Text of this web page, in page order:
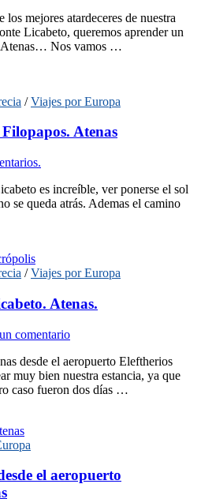
los mejores atardeceres de nuestra
Licabeto, queremos aprender un
Atenas… Nos vamos …
/Viajes por Europa
Atenas
es increíble, ver ponerse el sol
se queda atrás. Ademas el camino
/Viajes por Europa
Atenas.
comentario
desde el aeropuerto Eleftherios
muy bien nuestra estancia, ya que
caso fueron dos días …
el aeropuerto